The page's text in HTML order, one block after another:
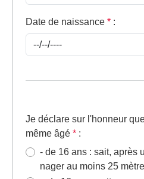
Date de naissance * :
Je déclare sur l'honneur
même âgé * :
- de 16 ans : sait, après
nager au moins 25